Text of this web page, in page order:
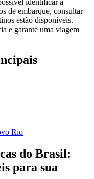
de embarque, consultar
estão disponíveis.
e garante uma viagem
Rio
do Brasil:
para sua